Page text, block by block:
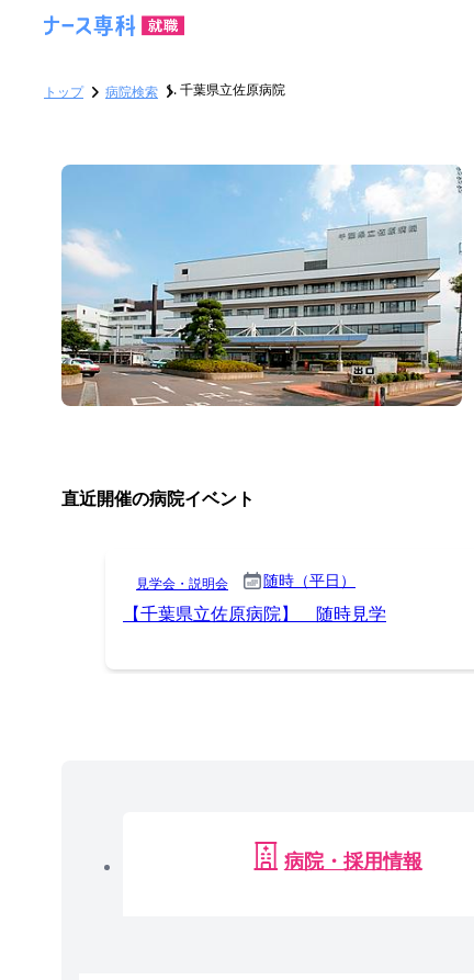
トップ 病院検索 千葉県立佐原病院
直近開催の病院イベント
見学会・説明会 随時（平日）
【千葉県立佐原病院】 随時見学
病院・採用情報